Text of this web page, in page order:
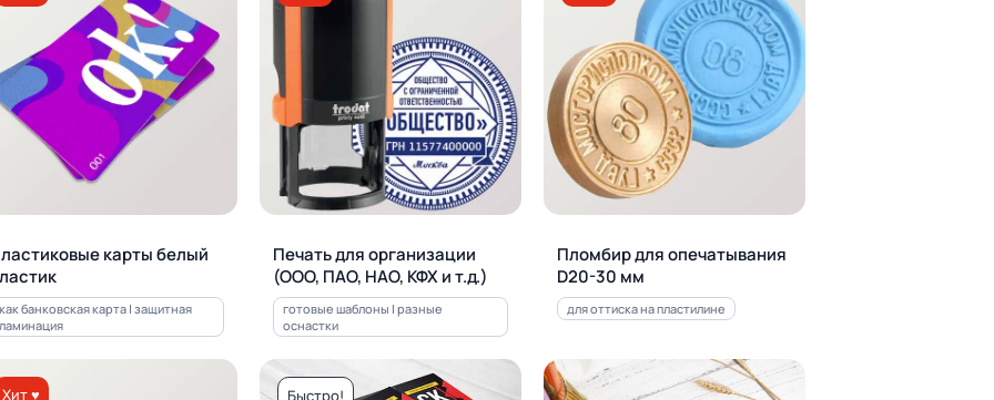
карты белый
как банковская карта | защитная
ламинация
Печать для орга­ни­за­ции
(ООО, ПАО, НАО, КФХ и т.д.)
готовые шаблоны | разные
оснастки
Пломбир для опечатывания
D20-30 мм
для оттиска на пластилине
Хит ♥ Быстро!